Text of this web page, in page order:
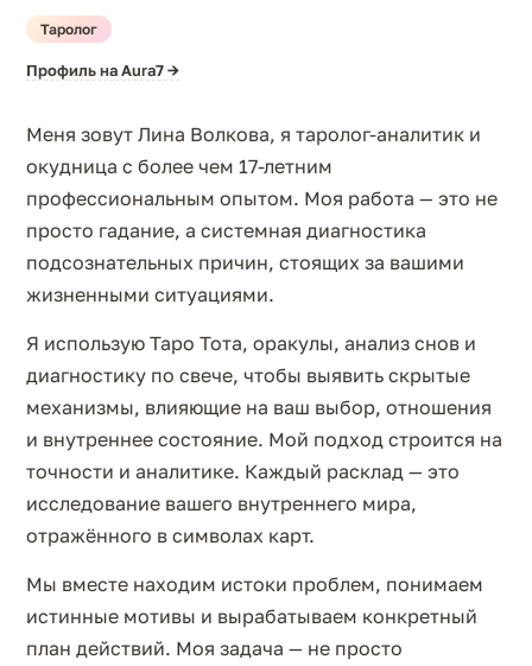
Таролог
Профиль на Aura7 →
Меня зовут Лина Волкова, я таролог-аналитик и
окудница с более чем 17-летним
профессиональным опытом. Моя работа — это не
просто гадание, а системная диагностика
подсознательных причин, стоящих за вашими
жизненными ситуациями.
Я использую Таро Тота, оракулы, анализ снов и
диагностику по свече, чтобы выявить скрытые
механизмы, влияющие на ваш выбор, отношения
и внутреннее состояние. Мой подход строится на
точности и аналитике. Каждый расклад — это
исследование вашего внутреннего мира,
отражённого в символах карт.
Мы вместе находим истоки проблем, понимаем
истинные мотивы и вырабатываем конкретный
план действий. Моя задача — не просто